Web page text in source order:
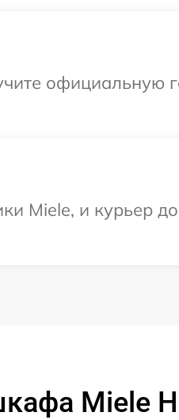
официальную
Miele, и курьер
Miele H